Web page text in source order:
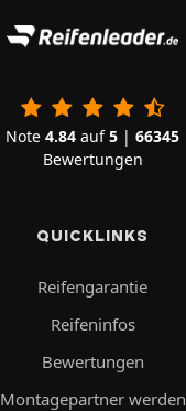
Note 4.84 auf5 | 66345
Bewertungen
QUICKLINKS
Reifengarantie
Reifeninfos
Bewertungen
Montagepartner werden